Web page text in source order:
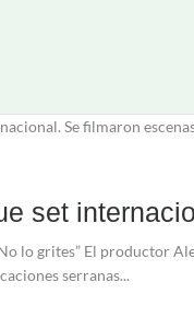
set
lo grites” El productor
serranas...